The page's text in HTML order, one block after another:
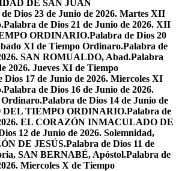
DE SAN JUAN
Dios 23 de Junio de 2026. Martes XII
Palabra de Dios 21 de Junio de 2026. XII
ORDINARIO.Palabra de Dios 20
XI de Tiempo Ordinaro.Palabra de
SAN ROMUALDO, Abad.Palabra
2026. Jueves XI de Tiempo
Dios 17 de Junio de 2026. Miercoles XI
Palabra de Dios 16 de Junio de 2026.
Ordinaro.Palabra de Dios 14 de Junio de
DEL TIEMPO ORDINARIO.Palabra de
EL CORAZÓN INMACULADO DE
12 de Junio de 2026. Solemnidad,
DE JESÚS.Palabra de Dios 11 de
SAN BERNABÉ, Apóstol.Palabra de
Miercoles X de Tiempo